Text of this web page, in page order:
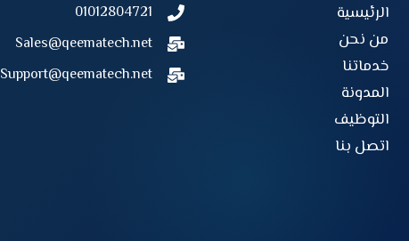
الرئيسية
من نحن
خدماتنا
المدونة
التوظيف
اتصل بنا
01012804721
Sales@qeematech.net
Support@qeematech.net